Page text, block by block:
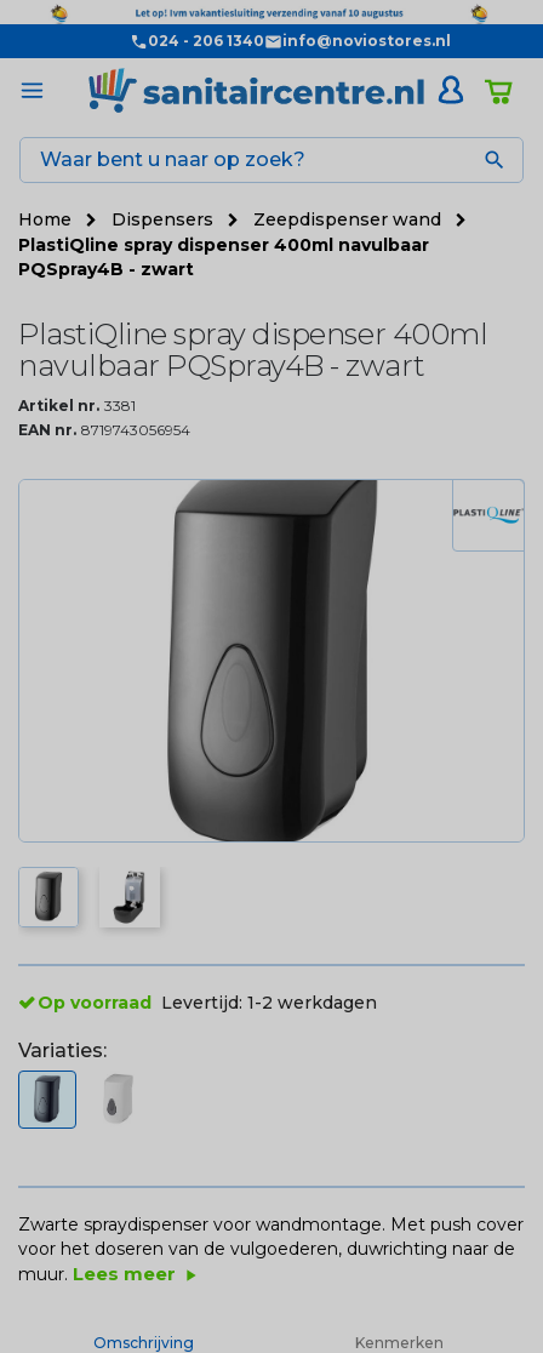
024 - 206 1340 info@noviostores.nl

Home Dispensers
Zeepdispenser wand
PlastiQline spray dispenser 400ml navulbaar
PQSpray4B - zwart
PlastiQline spray dispenser 400ml
navulbaar PQSpray4B - zwart
Artikel nr. 3381
EAN nr. 8719743056954
Op voorraad Levertijd: 1-2 werkdagen
Variaties:
Zwarte spraydispenser voor wandmontage. Met push cover
voor het doseren van de vulgoederen, duwrichting naar de
muur. Lees meer play_arrow
Omschrijving Kenmerken